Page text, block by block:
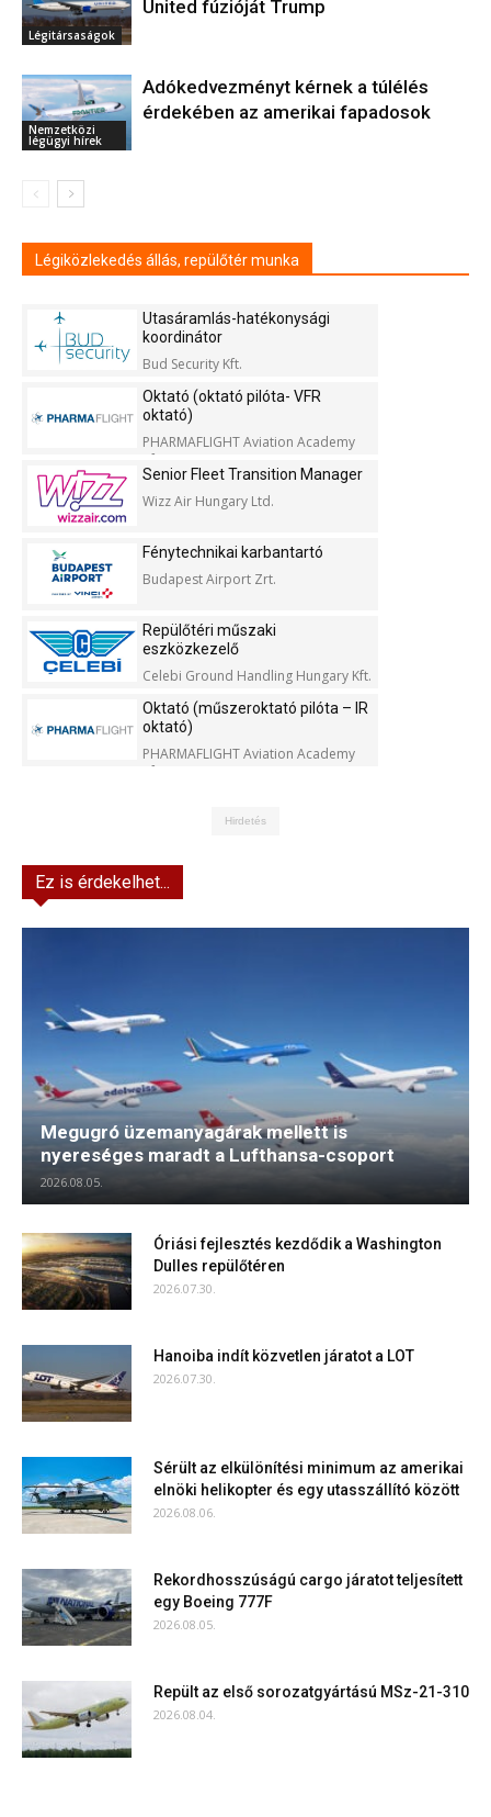
Légitársaságok
United fúzióját Trump
Nemzetközi
légügyi hírek
Adókedvezményt kérnek a túlélés
érdekében az amerikai fapadosok
Légiközlekedés állás, repülőtér munka
Utasáramlás-hatékonysági
koordinátor
Bud Security Kft.
Oktató (oktató pilóta- VFR
oktató)
PHARMAFLIGHT Aviation Academy
Kft.
Senior Fleet Transition Manager
Wizz Air Hungary Ltd.
Fénytechnikai karbantartó
Budapest Airport Zrt.
Repülőtéri műszaki
eszközkezelő
Celebi Ground Handling Hungary Kft.
Oktató (műszeroktató pilóta – IR
oktató)
PHARMAFLIGHT Aviation Academy
Kft.
Hirdetés
Ez is érdekelhet...
Megugró üzemanyagárak mellett is
nyereséges maradt a Lufthansa-csoport
2026.08.05.
Óriási fejlesztés kezdődik a Washington
Dulles repülőtéren
2026.07.30.
Hanoiba indít közvetlen járatot a LOT
2026.07.30.
Sérült az elkülönítési minimum az amerikai
elnöki helikopter és egy utasszállító között
2026.08.06.
Rekordhosszúságú cargo járatot teljesített
egy Boeing 777F
2026.08.05.
Repült az első sorozatgyártású MSz-21-310
2026.08.04.